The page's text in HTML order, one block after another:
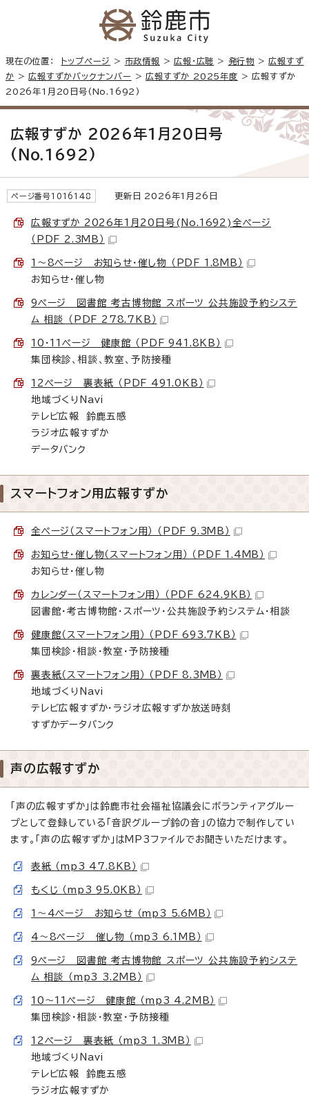
現在の位置： トップページ > 市政情報 >広報・広聴 > 発行物 >広報すず
か >広報すずかバックナンバー >広報すずか 2025年度 > 広報すずか
2026年1月20日号(No.1692)
広報すずか 2026年1月20日号
(No.1692)
ページ番号1016148 更新日 2026年1月26日
広報すずか 2026年1月20日号(No.1692)全ページ
（PDF 2.3MB）
1～8ページ お知らせ・催し物 （PDF 1.8MB）
お知らせ・催し物
9ページ 図書館 考古博物館 スポーツ 公共施設予約システ
ム 相談 （PDF 278.7KB）
10・11ページ 健康館 （PDF 941.8KB）
集団検診、相談、教室、予防接種
12ページ 裏表紙 （PDF 491.0KB）
地域づくりNavi
テレビ広報 鈴鹿五感
ラジオ広報すずか
データバンク
スマートフォン用広報すずか
全ページ（スマートフォン用） （PDF 9.3MB）
お知らせ・催し物（スマートフォン用） （PDF 1.4MB）
お知らせ・催し物
カレンダー（スマートフォン用） （PDF 624.9KB）
図書館・考古博物館・スポーツ・公共施設予約システム・相談
健康館（スマートフォン用） （PDF 693.7KB）
集団検診・相談・教室・予防接種
裏表紙（スマートフォン用） （PDF 8.3MB）
地域づくりNavi
テレビ広報すずか・ラジオ広報すずか放送時刻
すずかデータバンク
声の広報すずか
「声の広報すずか」は鈴鹿市社会福祉協議会にボランティアグルー
プとして登録している「音訳グループ鈴の音」の協力で制作してい
ます。「声の広報すずか」はMP3ファイルでお聞きいただけます。
表紙 （mp3 47.8KB）
もくじ （mp3 95.0KB）
1～4ページ お知らせ （mp3 5.6MB）
4～8ページ 催し物 （mp3 6.1MB）
9ページ 図書館 考古博物館 スポーツ 公共施設予約システ
ム 相談 （mp3 3.2MB）
10～11ページ 健康館 （mp3 4.2MB）
集団検診・相談・教室・予防接種
12ページ 裏表紙 （mp3 1.3MB）
地域づくりNavi
テレビ広報 鈴鹿五感
ラジオ広報すずか